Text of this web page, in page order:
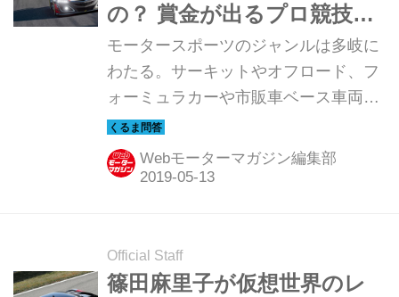
の？ 賞金が出るプロ競技と
いうこと？
モータースポーツのジャンルは多岐に
わたる。サーキットやオフロード、フ
ォーミュラカーや市販車ベース車両の
レースなど、数えだしたらキリがな
い。では、最近耳にすることの多い“e
モータースポーツ”とはどんなものなの
Webモーターマガジン編集部
Official Staff
篠田麻里子が仮想世界のレ